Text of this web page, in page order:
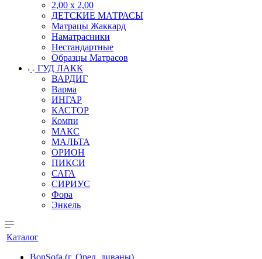
2,00 х 2,00
ДЕТСКИЕ МАТРАСЫ
Матрацы Жаккард
Наматрасники
Нестандартные
Образцы Матрасов
ГУД ЛАКК
ВАРДИГ
Варма
ИНГАР
КАСТОР
Компи
МАКС
МАЛЬТА
ОРИОН
ПИКСИ
САГА
СИРИУС
Фора
Энкель
Каталог
BonSofa (г. Орел, диваны)